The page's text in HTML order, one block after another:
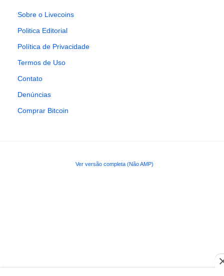
Sobre o Livecoins
Politica Editorial
Política de Privacidade
Termos de Uso
Contato
Denúncias
Comprar Bitcoin
Ver versão completa (Não AMP)